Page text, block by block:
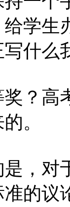
学生
什么
高
。
对
的议